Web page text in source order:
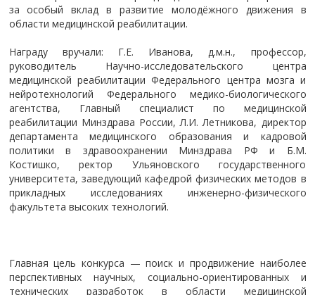
за особый вклад в развитие молодёжного движения в
области медицинской реабилитации.
Награду вручали: Г.Е. Иванова, д.м.н., профессор,
руководитель Научно-исследовательского центра
медицинской реабилитации Федерального центра мозга и
нейротехнологий Федерального медико-биологического
агентства, Главный специалист по медицинской
реабилитации Минздрава России, Л.И. Летникова, директор
департамента медицинского образования и кадровой
политики в здравоохранении Минздрава РФ и Б.М.
Костишко, ректор Ульяновского государственного
университета, заведующий кафедрой физических методов в
прикладных исследованиях инженерно-физического
факультета высоких технологий.
Главная цель конкурса — поиск и продвижение наиболее
перспективных научных, социально-ориентированных и
технических разработок в области медицинской